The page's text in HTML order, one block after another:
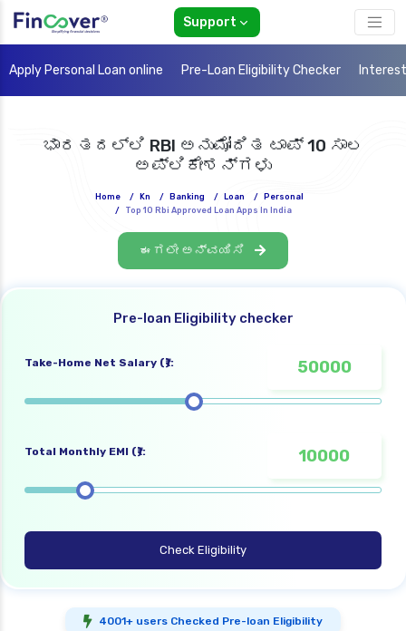
Support
Apply Personal Loan online Pre-Loan Eligibility Checker
ಭಾರತದಲ್ಲಿ RBI ಅನುಮೋದಿತ ಟಾಪ್ 10 ಸಾಲ
ಅಪ್ಲಿಕೇಶನ್‌ಗಳು
Home / Kn / Banking / Loan /
Personal
/
Top 10 Rbi Approved Loan Apps In India
ಈಗಲೇ ಅನ್ವಯಿಸಿ
Pre-loan Eligibility checker
Take-Home Net Salary (₹):
Total Monthly EMI (₹):
Check Eligibility
4001+ users Checked Pre-loan Eligibility